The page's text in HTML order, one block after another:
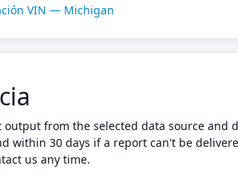
VIN — Michigan
from the selected data source and
within 30 days if a report can't be
us any time.